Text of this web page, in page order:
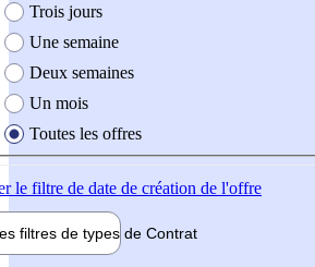
Trois jours
Une semaine
Deux semaines
Un mois
Toutes les offres
le filtre de date de création de l'offre
filtres de types de Contrat